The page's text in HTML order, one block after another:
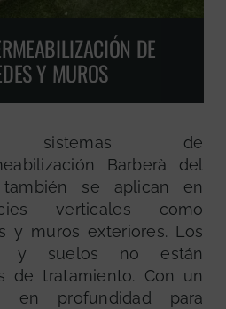
DE
Y MUROS
sistemas de
Barberà del
se aplican en
verticales como
y muros exteriores. Los
y suelos no están
de tratamiento. Con un
en profundidad para